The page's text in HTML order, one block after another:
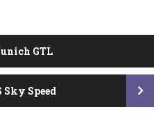
GTL
Sky Speed